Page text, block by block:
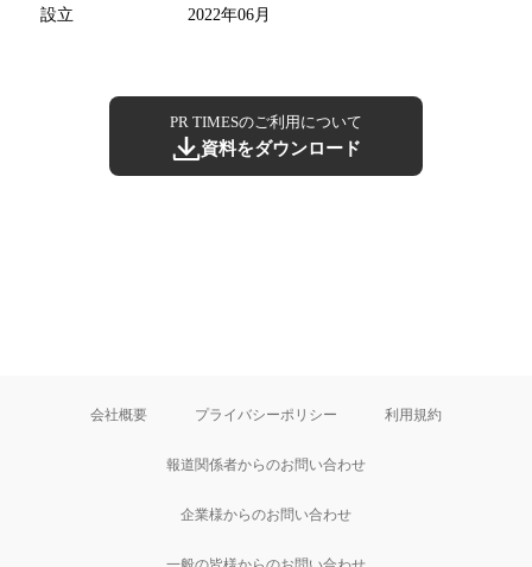
設立
2022年06月
PR TIMESのご利用について
資料をダウンロード
会社概要 プライバシーポリシー 利用規約
報道関係者からのお問い合わせ
企業様からのお問い合わせ